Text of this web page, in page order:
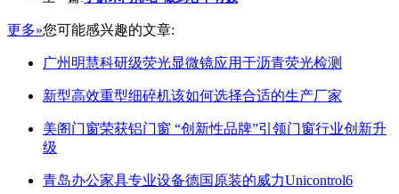
更多»您可能感兴趣的文章:
广州明慧科研级荧光显微镜应用于沥青荧光检测
新型高效重型细碎机该如何选择合适的生产厂家
美阁门窗荣获铝门窗 “创新性品牌”引领门窗行业创新升
级
青岛办公家具专业设备德国原装的威力Unicontrol6